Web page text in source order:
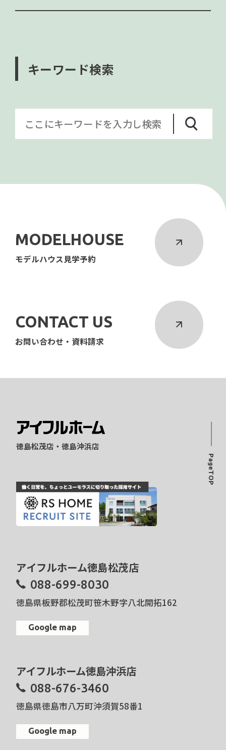
キーワード検索
MODELHOUSE
モデルハウス見学予約
CONTACT US
お問い合わせ・資料請求
徳島松茂店・徳島沖浜店
アイフルホーム徳島松茂店
088-699-8030
徳島県板野郡松茂町笹木野字八北開拓162
Google map
アイフルホーム徳島沖浜店
088-676-3460
徳島県徳島市八万町沖須賀58番1
Google map
PageTOP